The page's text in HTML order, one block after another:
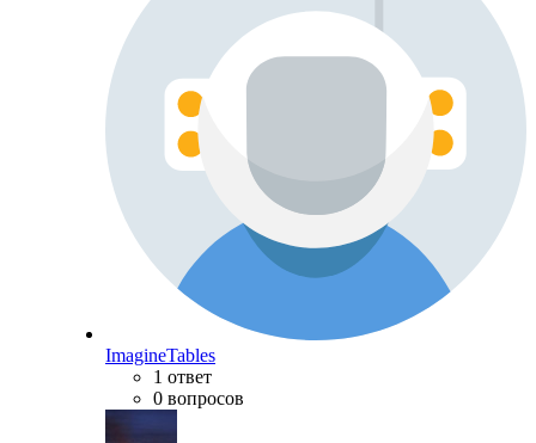
ImagineTables
1 ответ
0 вопросов